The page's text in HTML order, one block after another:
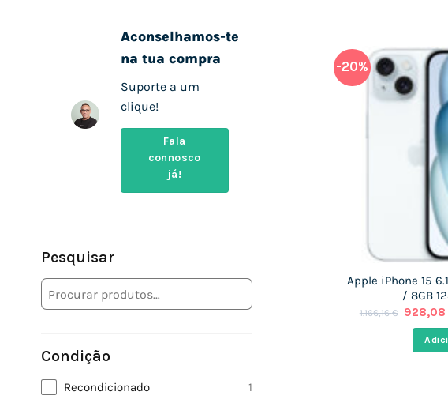
Aconselhamos-te
na tua compra
Suporte a um
clique!
Fala
connosco
já!
Pesquisar
Condição
Recondicionado 1
-20%
Apple iPhone 15
/ 8GB
1.166,16€ O
original
era: